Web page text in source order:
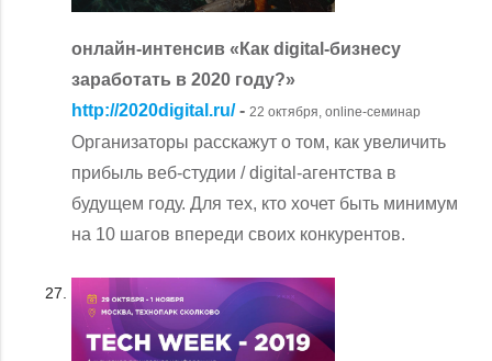
онлайн-интенсив «Как digital-бизнесу
заработать в 2020 году?»
http://2020digital.ru/- 22 октября, online-семинар
Организаторы расскажут о том, как увеличить
прибыль веб-студии / digital-агентства в
будущем году. Для тех, кто хочет быть минимум
на 10 шагов впереди своих конкурентов.